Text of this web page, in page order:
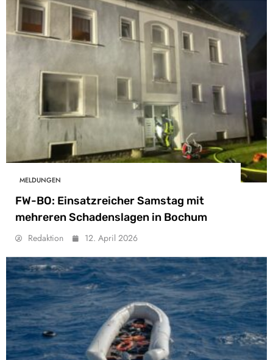
MELDUNGEN
FW-BO: Einsatzreicher Samstag mit
mehreren Schadenslagen in Bochum
Redaktion 12. April 2026